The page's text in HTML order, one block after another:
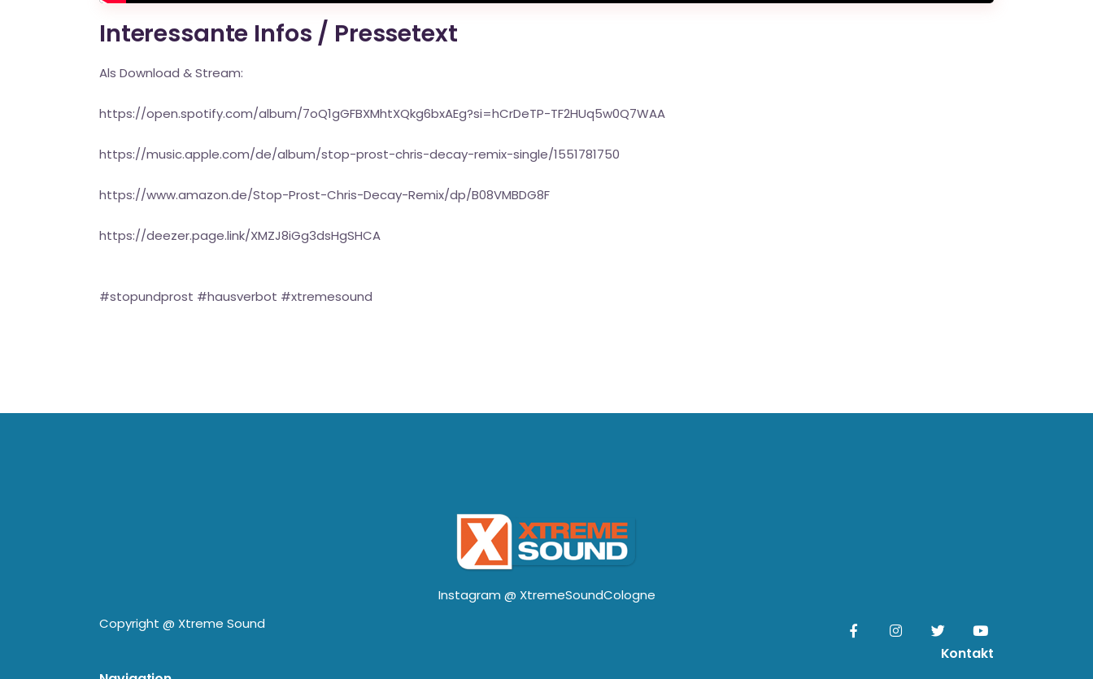
Interessante Infos / Pressetext
Als Download & Stream:
https://open.spotify.com/album/7oQ1gGFBXMhtXQkg6bxAEg?si=hCrDeTP-TF2HUq5w0Q7WAA
https://music.apple.com/de/album/stop-prost-chris-decay-remix-single/1551781750
https://www.amazon.de/Stop-Prost-Chris-Decay-Remix/dp/B08VMBDG8F
https://deezer.page.link/XMZJ8iGg3dsHgSHCA
#stopundprost #hausverbot #xtremesound
Instagram @ XtremeSoundCologne
Copyright @ Xtreme Sound
Kontakt